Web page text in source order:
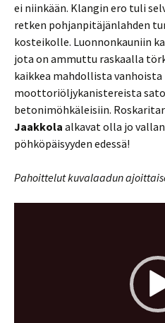
ei niinkään. Klangin ero tuli
retken pohjanpitäjänlahden
kosteikolle. Luonnonkauniin
jota on ammuttu raskaalla
kaikkea mahdollista
moottoriöljykanistereista
betonimöhkäleisiin.
Jaakkola alkavat olla jo
pöhköpäisyyden edessä!
Pahoittelut kuvalaadun